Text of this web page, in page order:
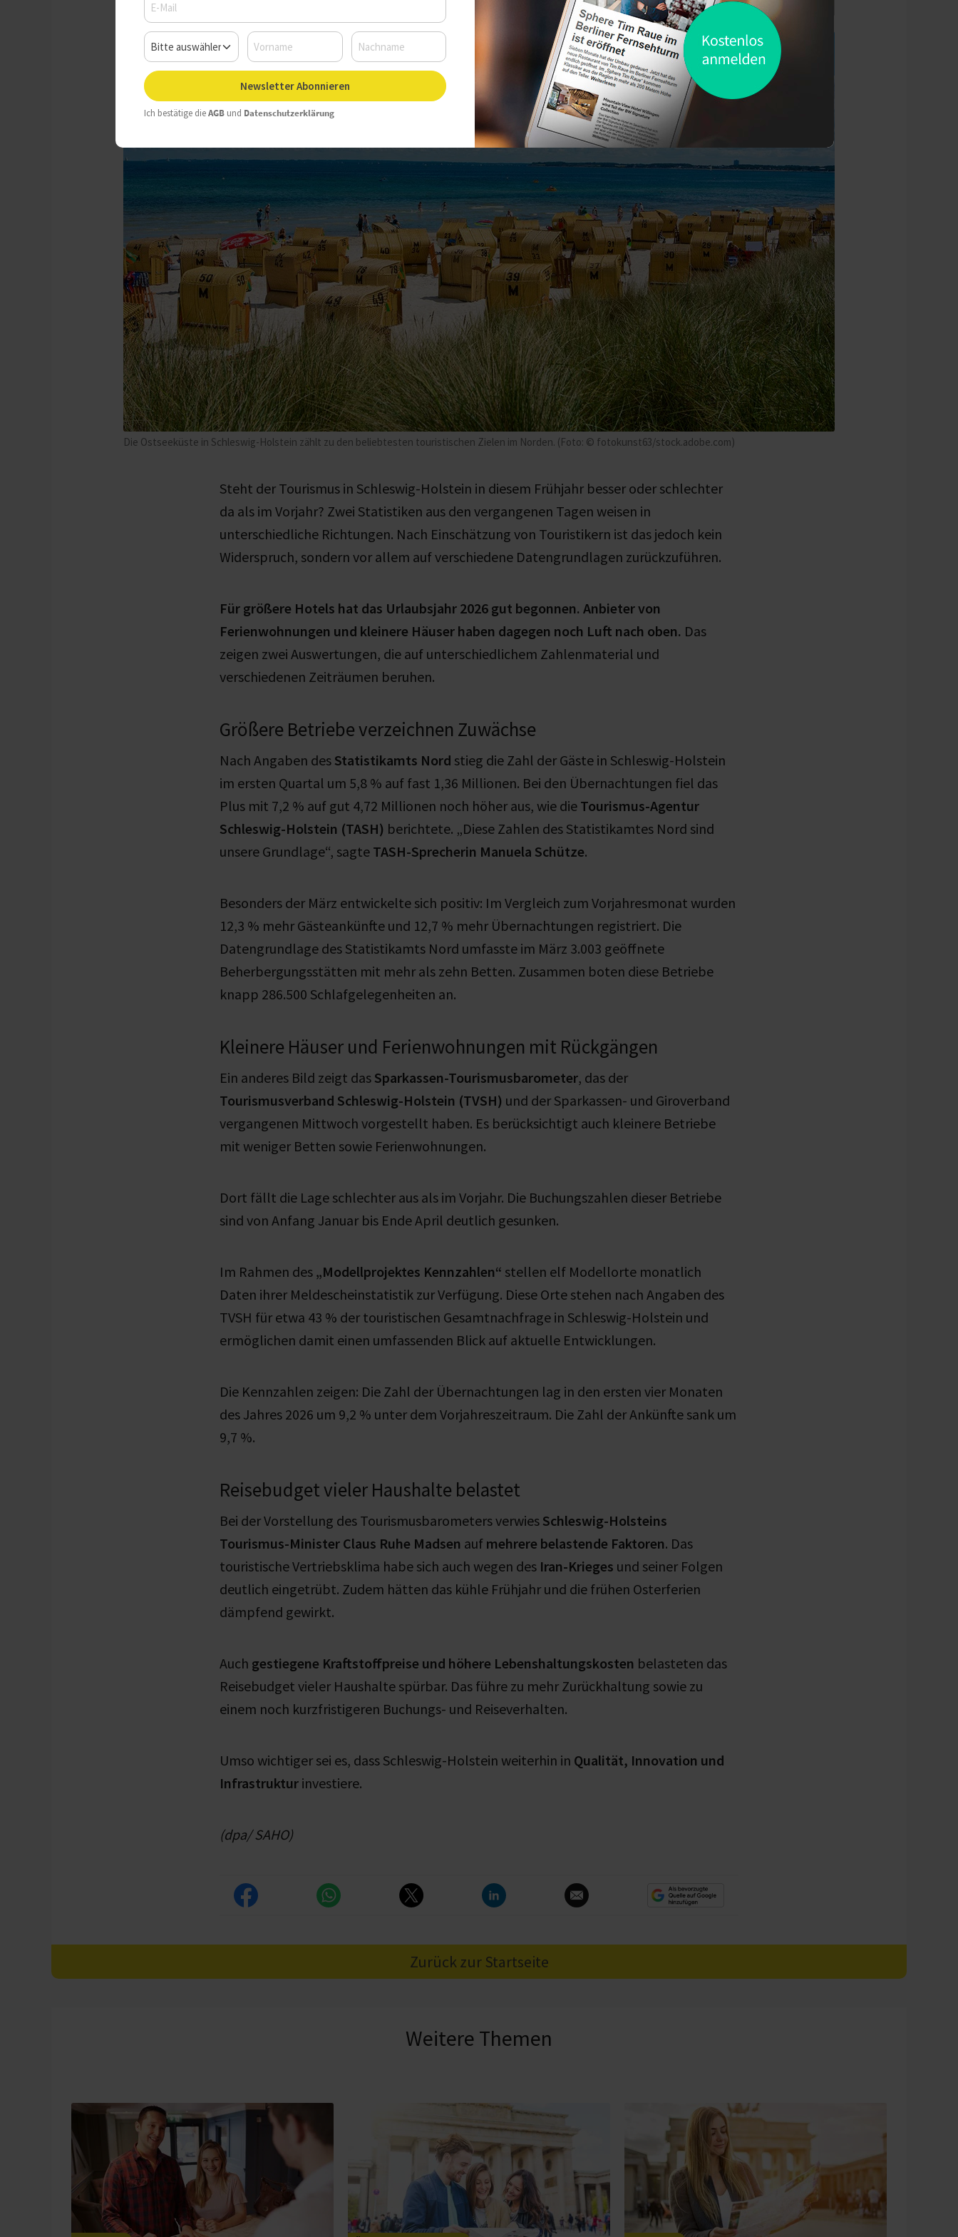
Die Ostseeküste in Schleswig-Holstein zählt zu den beliebtesten touristischen Zielen im Norden. (Foto: © fotokunst63/stock.adobe.com)
Steht der Tourismus in Schleswig-Holstein in diesem Frühjahr besser oder schlechter
da als im Vorjahr? Zwei Statistiken aus den vergangenen Tagen weisen in
unterschiedliche Richtungen. Nach Einschätzung von Touristikern ist das jedoch kein
Widerspruch, sondern vor allem auf verschiedene Datengrundlagen zurückzuführen.
Für größere Hotels hat das Urlaubsjahr 2026 gut begonnen. Anbieter von
Ferienwohnungen und kleinere Häuser haben dagegen noch Luft nach oben. Das
zeigen zwei Auswertungen, die auf unterschiedlichem Zahlenmaterial und
verschiedenen Zeiträumen beruhen.
Größere Betriebe verzeichnen Zuwächse
Nach Angaben des Statistikamts Nord stieg die Zahl der Gäste in Schleswig-Holstein
im ersten Quartal um 5,8 % auf fast 1,36 Millionen. Bei den Übernachtungen fiel das
Plus mit 7,2 % auf gut 4,72 Millionen noch höher aus, wie die Tourismus-Agentur
Schleswig-Holstein (TASH) berichtete. „Diese Zahlen des Statistikamtes Nord sind
unsere Grundlage“, sagte TASH-Sprecherin Manuela Schütze.
Besonders der März entwickelte sich positiv: Im Vergleich zum Vorjahresmonat wurden
12,3 % mehr Gästeankünfte und 12,7 % mehr Übernachtungen registriert. Die
Datengrundlage des Statistikamts Nord umfasste im März 3.003 geöffnete
Beherbergungsstätten mit mehr als zehn Betten. Zusammen boten diese Betriebe
knapp 286.500 Schlafgelegenheiten an.
Kleinere Häuser und Ferienwohnungen mit Rückgängen
Ein anderes Bild zeigt das Sparkassen-Tourismusbarometer, das der
Tourismusverband Schleswig-Holstein (TVSH) und der Sparkassen- und Giroverband
vergangenen Mittwoch vorgestellt haben. Es berücksichtigt auch kleinere Betriebe
mit weniger Betten sowie Ferienwohnungen.
Dort fällt die Lage schlechter aus als im Vorjahr. Die Buchungszahlen dieser Betriebe
sind von Anfang Januar bis Ende April deutlich gesunken.
Im Rahmen des „Modellprojektes Kennzahlen“ stellen elf Modellorte monatlich
Daten ihrer Meldescheinstatistik zur Verfügung. Diese Orte stehen nach Angaben des
TVSH für etwa 43 % der touristischen Gesamtnachfrage in Schleswig-Holstein und
ermöglichen damit einen umfassenden Blick auf aktuelle Entwicklungen.
Die Kennzahlen zeigen: Die Zahl der Übernachtungen lag in den ersten vier Monaten
des Jahres 2026 um 9,2 % unter dem Vorjahreszeitraum. Die Zahl der Ankünfte sank um
9,7 %.
Reisebudget vieler Haushalte belastet
Bei der Vorstellung des Tourismusbarometers verwies Schleswig-Holsteins
Tourismus-Minister Claus Ruhe Madsen auf mehrere belastende Faktoren. Das
touristische Vertriebsklima habe sich auch wegen des Iran-Krieges und seiner Folgen
deutlich eingetrübt. Zudem hätten das kühle Frühjahr und die frühen Osterferien
dämpfend gewirkt.
Auch gestiegene Kraftstoffpreise und höhere Lebenshaltungskosten belasteten das
Reisebudget vieler Haushalte spürbar. Das führe zu mehr Zurückhaltung sowie zu
einem noch kurzfristigeren Buchungs- und Reiseverhalten.
Umso wichtiger sei es, dass Schleswig-Holstein weiterhin in Qualität, Innovation und
Infrastruktur investiere.
(dpa/ SAHO)
Zurück zur Startseite
Weitere Themen
Newsletter Abonnieren
Ich bestätige dieAGB und Datenschutzerklärung